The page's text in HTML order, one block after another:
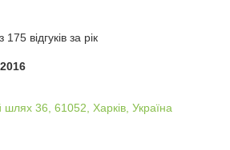
відгуків за рік
шлях 36, 61052, Харків, Україна